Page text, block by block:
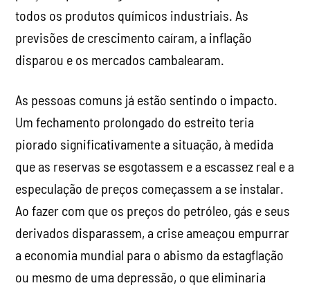
todos os produtos químicos industriais. As
previsões de crescimento caíram, a inflação
disparou e os mercados cambalearam.
As pessoas comuns já estão sentindo o impacto.
Um fechamento prolongado do estreito teria
piorado significativamente a situação, à medida
que as reservas se esgotassem e a escassez real e a
especulação de preços começassem a se instalar.
Ao fazer com que os preços do petróleo, gás e seus
derivados disparassem, a crise ameaçou empurrar
a economia mundial para o abismo da estagflação
ou mesmo de uma depressão, o que eliminaria